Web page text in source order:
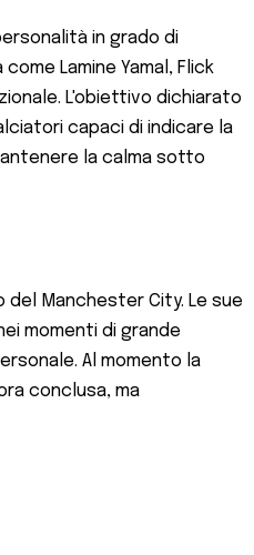
in grado di
Lamine Yamal, Flick
L'obiettivo dichiarato
capaci di indicare la
la calma sotto
del Manchester City. Le sue
momenti di grande
Al momento la
conclusa, ma